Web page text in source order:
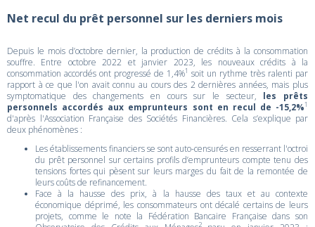
Net recul du prêt personnel sur les derniers mois
Depuis le mois d’octobre dernier, la production de crédits à la consommation
souffre. Entre octobre 2022 et janvier 2023, les nouveaux crédits à la
consommation accordés ont progressé de 1,4%1 soit un rythme très ralenti par
rapport à ce que l'on avait connu au cours des 2 dernières années, mais plus
symptomatique des changements en cours sur le secteur, les prêts
personnels accordés aux emprunteurs sont en recul de -15,2%1
d'après l'Association Française des Sociétés Financières. Cela s’explique par
deux phénomènes :
Les établissements financiers se sont auto-censurés en resserrant l'octroi
du prêt personnel sur certains profils d’emprunteurs compte tenu des
tensions fortes qui pèsent sur leurs marges du fait de la remontée de
leurs coûts de refinancement.
Face à la hausse des prix, à la hausse des taux et au contexte
économique déprimé, les consommateurs ont décalé certains de leurs
projets, comme le note la Fédération Bancaire Française dans son
2